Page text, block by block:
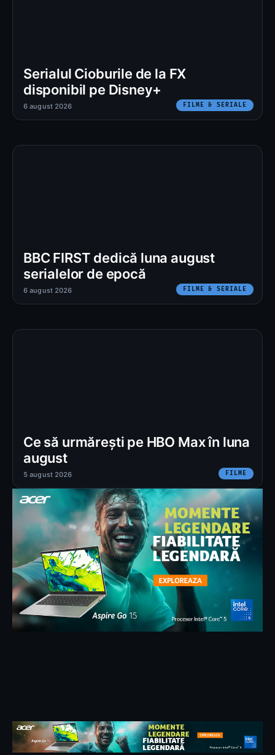
Serialul Cioburile de la FX
disponibil pe Disney+
FILME & SERIALE
6 august 2026
BBC FIRST dedică luna august
serialelor de epocă
FILME & SERIALE
6 august 2026
Ce să urmărești pe HBO Max în luna
august
FILME
5 august 2026